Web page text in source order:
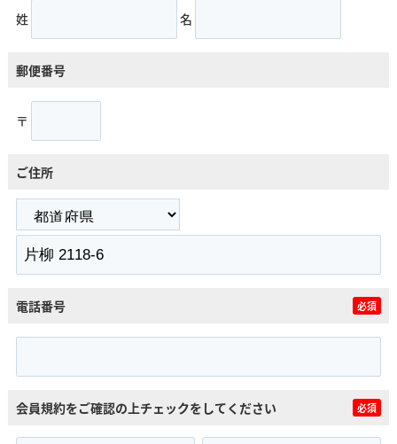
姓 名
郵便番号
〒
ご住所
電話番号 必須
会員規約をご確認の上チェックをしてください 必須